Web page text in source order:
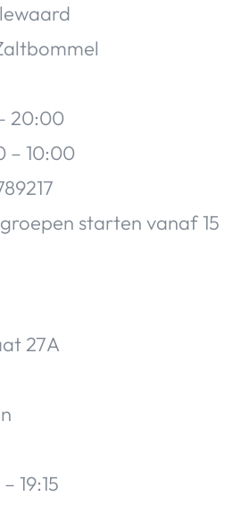
20:00
– 10:00
starten vanaf 15
27A
19:15